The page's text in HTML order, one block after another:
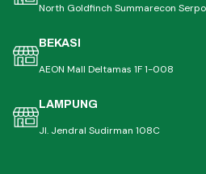
North Goldfinch Summarecon
BEKASI
AEON Mall Deltamas 1F 1-008
LAMPUNG
Jl. Jendral Sudirman 108C